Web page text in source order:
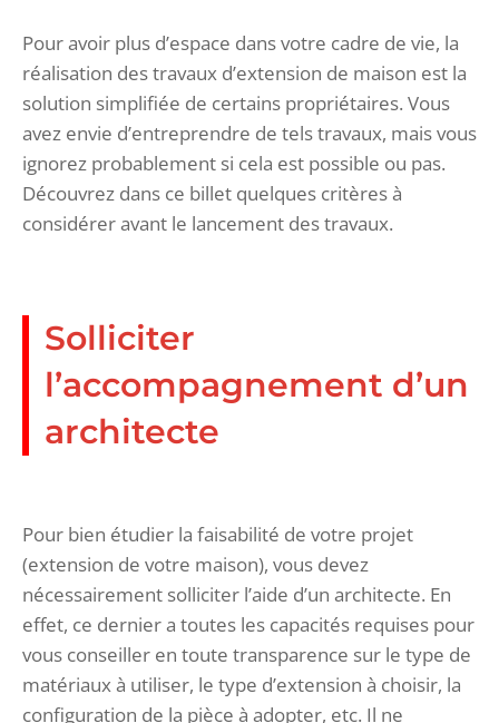
Pour avoir plus d’espace dans votre cadre de vie, la
réalisation des travaux d’extension de maison est la
solution simplifiée de certains propriétaires. Vous
avez envie d’entreprendre de tels travaux, mais vous
ignorez probablement si cela est possible ou pas.
Découvrez dans ce billet quelques critères à
considérer avant le lancement des travaux.
Solliciter
l’accompagnement d’un
architecte
Pour bien étudier la faisabilité de votre projet
(extension de votre maison), vous devez
nécessairement solliciter l’aide d’un architecte. En
effet, ce dernier a toutes les capacités requises pour
vous conseiller en toute transparence sur le type de
matériaux à utiliser, le type d’extension à choisir, la
configuration de la pièce à adopter, etc. Il ne